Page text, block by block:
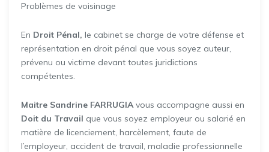
Problèmes de voisinage
En Droit Pénal, le cabinet se charge de votre défense et
représentation en droit pénal que vous soyez auteur,
prévenu ou victime devant toutes juridictions
compétentes.
Maitre Sandrine FARRUGIAvous accompagne aussi en
Doit du Travail que vous soyez employeur ou salarié en
matière de licenciement, harcèlement, faute de
l’employeur, accident de travail, maladie professionnelle